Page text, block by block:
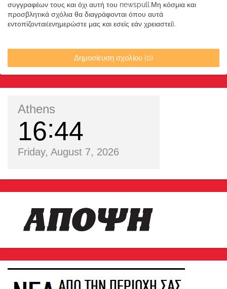
συγγραφέων τους και όχι αυτή του newspull.Μη κόσμια και
προσβλητικά σχόλια θα διαγράφονται όπου αυτά
εντοπίζονται(ενημερώστε μας και εσείς εάν χρειαστεί).
Δημοσίευση σχολίου (0)
Athens
16 44
Friday, August 7, 2026